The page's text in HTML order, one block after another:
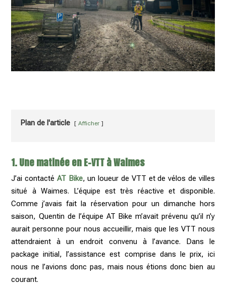
Plan de l'article Afficher
1. Une matinée en E-VTT à Waimes
J’ai contacté AT Bike, un loueur de VTT et de vélos de villes
situé à Waimes. L’équipe est très réactive et disponible.
Comme j’avais fait la réservation pour un dimanche hors
saison, Quentin de l’équipe AT Bike m’avait prévenu qu’il n’y
aurait personne pour nous accueillir, mais que les VTT nous
attendraient à un endroit convenu à l’avance. Dans le
package initial, l’assistance est comprise dans le prix, ici
nous ne l’avions donc pas, mais nous étions donc bien au
courant.